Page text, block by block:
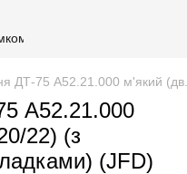
ДТ-75 А52.21.000 м'який
А52.21.000
22) (з
(JFD)